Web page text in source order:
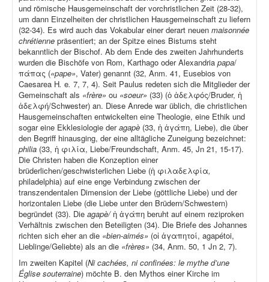
und römische Hausgemeinschaft der vorchristlichen Zeit (28-32),
um dann Einzelheiten der christlichen Hausgemeinschaft zu liefern
(32-34). Es wird auch das Vokabular einer derart neuen maisonnée
chrétienne präsentiert; an der Spitze eines Bistums steht
bekanntlich der Bischof. Ab dem Ende des zweiten Jahrhunderts
wurden die Bischöfe von Rom, Karthago oder Alexandria papa/
πάπας («pape», Vater) genannt (32, Anm. 41, Eusebios von
Caesarea H. e. 7, 7, 4). Seit Paulus redeten sich die Mitglieder der
Gemeinschaft als «frère» ou «soeur» (33) (ὁ ἀδελφός/Bruder, ἡ
ἀδελφή/Schwester) an. Diese Anrede war üblich, die christlichen
Hausgemeinschaften entwickelten eine Theologie, eine Ethik und
sogar eine Ekklesiologie deragapè (33, ἡ ἀγάπη, Liebe), die über
den Begriff hinausging, der eine alltägliche Zuneigung bezeichnet:
philia (33, ἡ φιλία, Liebe/Freundschaft, Anm. 45, Jn 21, 15-17).
Die Christen haben die Konzeption einer
brüderlichen/geschwisterlichen Liebe (ἡ φιλαδελφία,
philadelphia) auf eine enge Verbindung zwischen der
transzendentalen Dimension der Liebe (göttliche Liebe) und der
horizontalen Liebe (die Liebe unter den Brüdern/Schwestern)
begründet (33). Die agapè/ἡ ἀγάπη beruht auf einem reziproken
Verhältnis zwischen den Beteiligten (34). Die Briefe des Johannes
richten sich eher an die «bien-aimés» (οἱ ἀγαπητοί, agapétoi,
Lieblinge/Geliebte) als an die «frères» (34, Anm. 50, 1 Jn 2, 7).
Im zweiten Kapitel (Ni cachées, ni confinées: le mythe d’une
Église souterraine) möchte B. den Mythos einer Kirche im